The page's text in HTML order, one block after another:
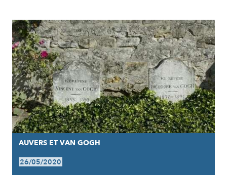
RÉSULTATS
AUVERS ET VAN GOGH
26/05/2020